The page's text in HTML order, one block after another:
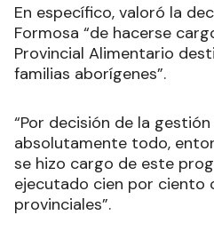
En específico, valoró la
Formosa “de hacerse
Provincial Alimentario
familias aborígenes”.
“Por decisión de la
absolutamente todo,
se hizo cargo de este
ejecutado cien por ciento
provinciales”.